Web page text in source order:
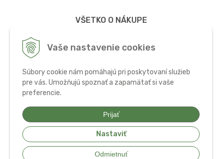
Vaše nastavenie cookies
Súbory cookie nám pomáhajú pri poskytovaní služieb
pre vás. Umožňujú spoznať a zapamätať si vaše
preferencie.
Prijať
Nastaviť
Odmietnuť
VŠETKO O NÁKUPE
Ochrana osobných údajov
© 2026 Bio potraviny, zdravá výživa a doplnky • tvorba eshopu cez